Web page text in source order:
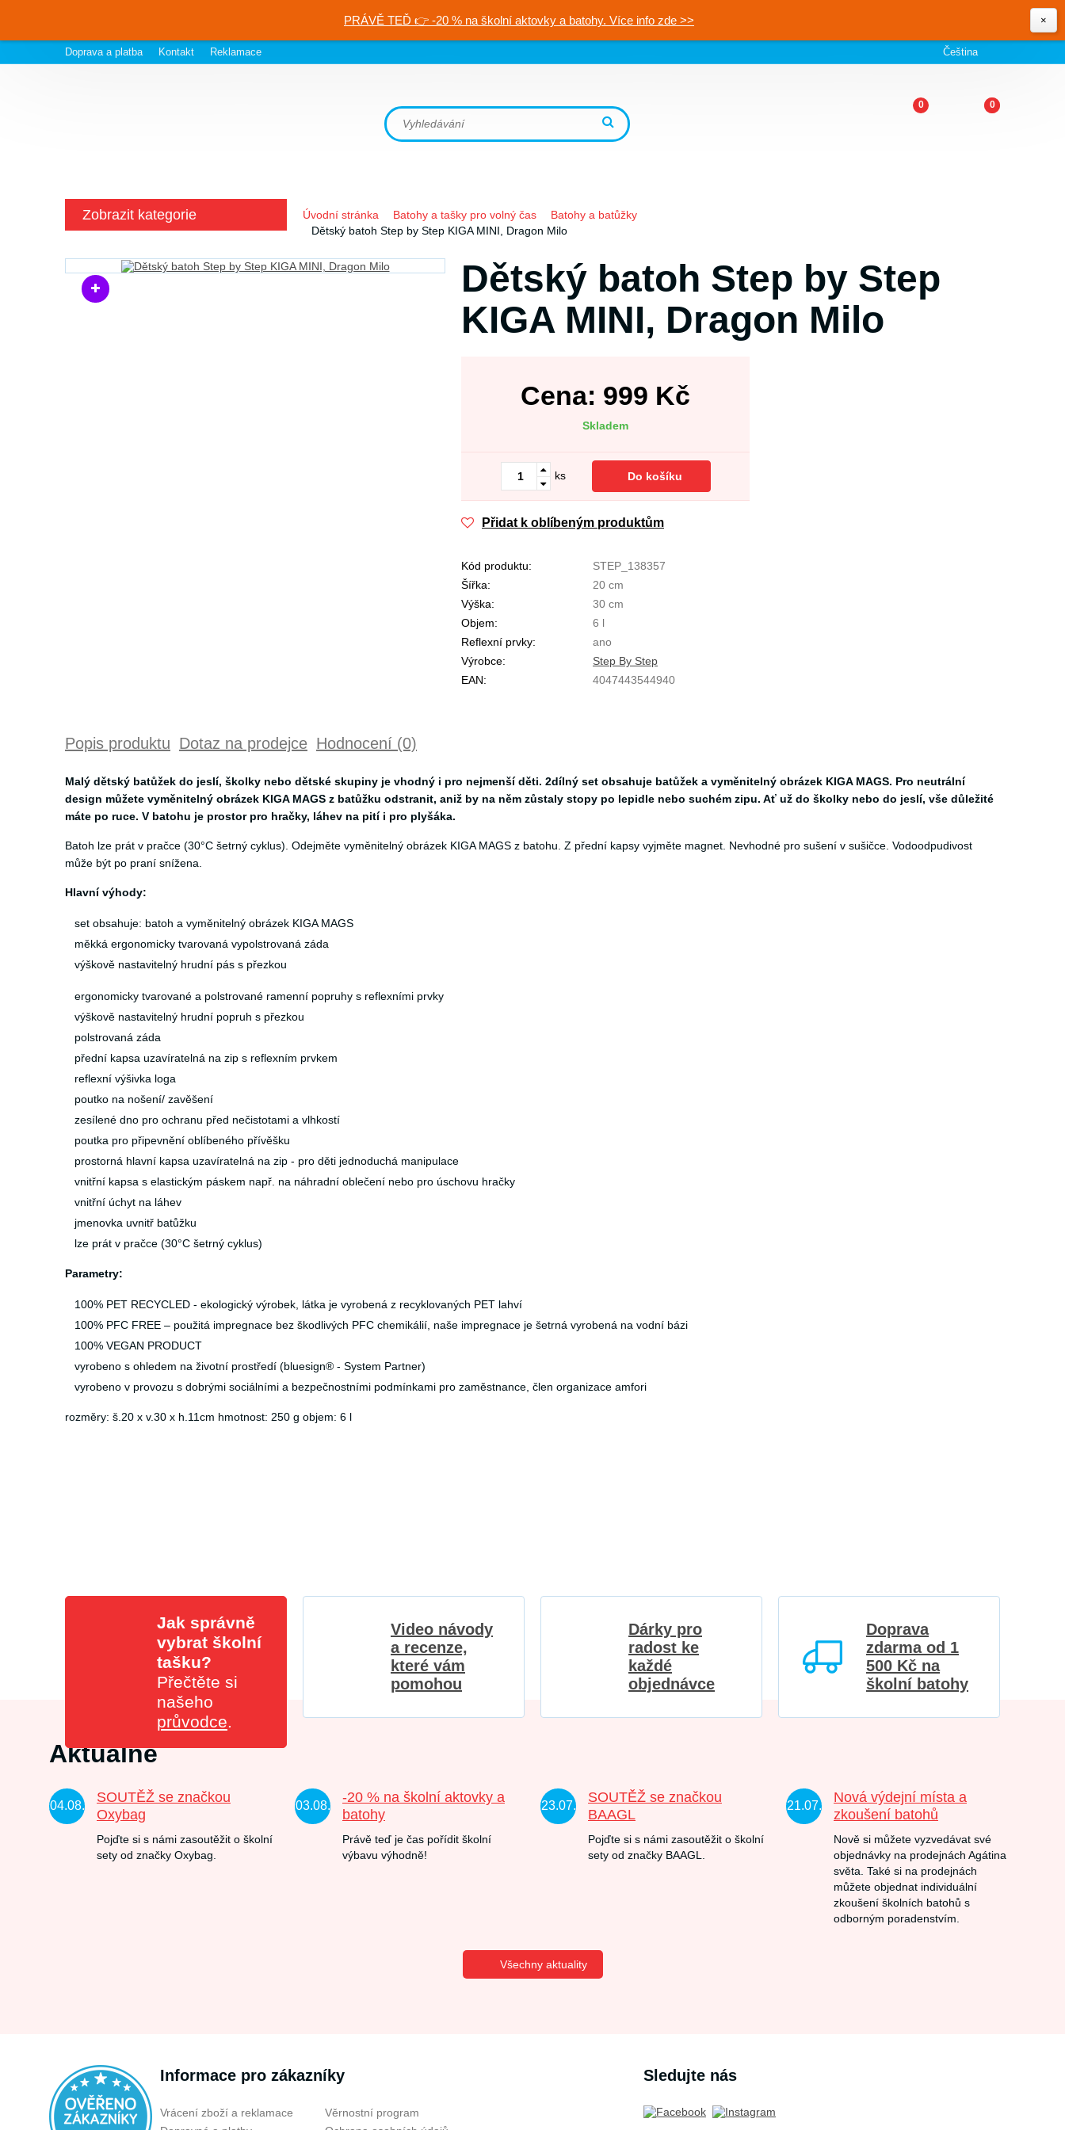
PRÁVĚ TEĎ 👉 -20 % na školní aktovky a batohy. Více info zde >> ×
Doprava a platba Kontakt Reklamace Čeština
0 0
Zobrazit kategorie Úvodní stránka Batohy a tašky pro volný čas
Batohy a batůžky
Dětský batoh Step by Step KIGA MINI, Dragon Milo
Dětský batoh Step by Step
KIGA MINI, Dragon Milo
Cena: 999 Kč
Skladem
ks Do košíku
Přidat k oblíbeným produktům
Kód produktu:
STEP_138357
Šířka:
20 cm
Výška:
30 cm
Objem:
6 l
Reflexní prvky:
ano
Výrobce:
Step By Step
EAN:
4047443544940
Popis produktu Dotaz na prodejce Hodnocení (0)
Malý dětský batůžek do jeslí, školky nebo dětské skupiny je vhodný i pro nejmenší děti. 2dílný set obsahuje batůžek a vyměnitelný obrázek KIGA MAGS. Pro neutrální
design můžete vyměnitelný obrázek KIGA MAGS z batůžku odstranit, aniž by na něm zůstaly stopy po lepidle nebo suchém zipu. Ať už do školky nebo do jeslí, vše důležité
máte po ruce. V batohu je prostor pro hračky, láhev na pití i pro plyšáka.
Batoh lze prát v pračce (30°C šetrný cyklus). Odejměte vyměnitelný obrázek KIGA MAGS z batohu. Z přední kapsy vyjměte magnet. Nevhodné pro sušení v sušičce. Vodoodpudivost
může být po praní snížena.
Hlavní výhody:
set obsahuje: batoh a vyměnitelný obrázek KIGA MAGS
měkká ergonomicky tvarovaná vypolstrovaná záda
výškově nastavitelný hrudní pás s přezkou
ergonomicky tvarované a polstrované ramenní popruhy s reflexními prvky
výškově nastavitelný hrudní popruh s přezkou
polstrovaná záda
přední kapsa uzavíratelná na zip s reflexním prvkem
reflexní výšivka loga
poutko na nošení/ zavěšení
zesílené dno pro ochranu před nečistotami a vlhkostí
poutka pro připevnění oblíbeného přívěšku
prostorná hlavní kapsa uzavíratelná na zip - pro děti jednoduchá manipulace
vnitřní kapsa s elastickým páskem např. na náhradní oblečení nebo pro úschovu hračky
vnitřní úchyt na láhev
jmenovka uvnitř batůžku
lze prát v pračce (30°C šetrný cyklus)
Parametry:
100% PET RECYCLED - ekologický výrobek, látka je vyrobená z recyklovaných PET lahví
100% PFC FREE – použitá impregnace bez škodlivých PFC chemikálií, naše impregnace je šetrná vyrobená na vodní bázi
100% VEGAN PRODUCT
vyrobeno s ohledem na životní prostředí (bluesign® - System Partner)
vyrobeno v provozu s dobrými sociálními a bezpečnostními podmínkami pro zaměstnance, člen organizace amfori
rozměry: š.20 x v.30 x h.11cm hmotnost: 250 g objem: 6 l
Jak správně
vybrat školní
tašku?
Přečtěte si
našeho
průvodce.
Video návody
a recenze,
které vám
pomohou
Dárky pro
radost ke
každé
objednávce
Doprava
zdarma od 1
500 Kč na
školní batohy
Aktuálně
04.08.
SOUTĚŽ se značkou
Oxybag
Pojďte si s námi zasoutěžit o školní
sety od značky Oxybag.
03.08.
-20 % na školní aktovky a
batohy
Právě teď je čas pořídit školní
výbavu výhodně!
23.07.
SOUTĚŽ se značkou
BAAGL
Pojďte si s námi zasoutěžit o školní
sety od značky BAAGL.
21.07.
Nová výdejní místa a
zkoušení batohů
Nově si můžete vyzvedávat své
objednávky na prodejnách Agátina
světa. Také si na prodejnách
můžete objednat individuální
zkoušení školních batohů s
odborným poradenstvím.
Všechny aktuality
Informace pro zákazníky
Vrácení zboží a reklamace
Věrnostní program
Sledujte nás